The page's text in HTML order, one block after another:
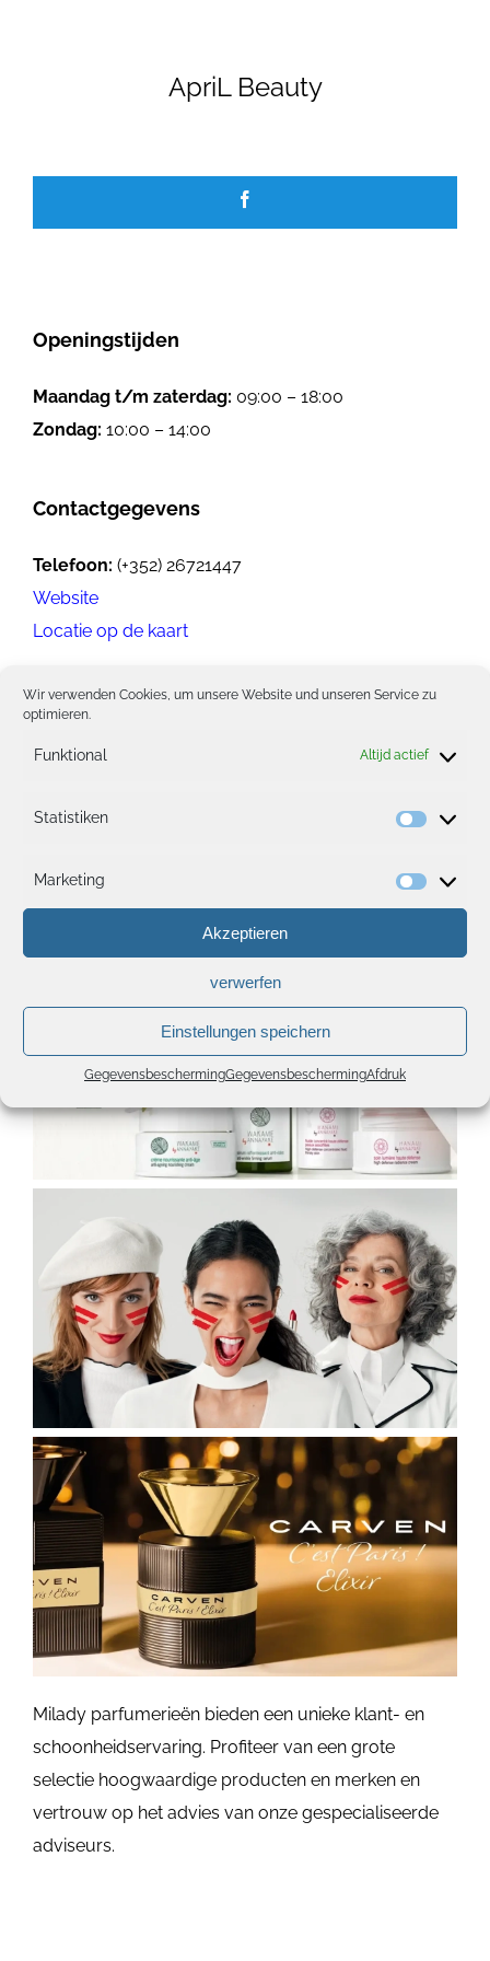
Wir verwenden Cookies, um unsere Website und unseren Service zu
optimieren.
Funktional Altijd actief
Statistiken
Marketing
Akzeptieren
verwerfen
Einstellungen speichern
GegevensbeschermingGegevensbeschermingAfdruk
ApriL Beauty
Openingstijden
Maandag t/m zaterdag: 09:00 – 18:00
Zondag: 10:00 – 14:00
Contactgegevens
Telefoon: (+352) 26721447
Website
Locatie op de kaart
Milady parfumerieën bieden een unieke klant- en
schoonheidservaring. Profiteer van een grote
selectie hoogwaardige producten en merken en
vertrouw op het advies van onze gespecialiseerde
adviseurs.